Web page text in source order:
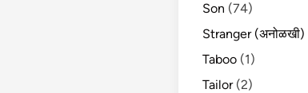
Son (74)
Stranger (अनोळखी)
Taboo (1)
Tailor(2)